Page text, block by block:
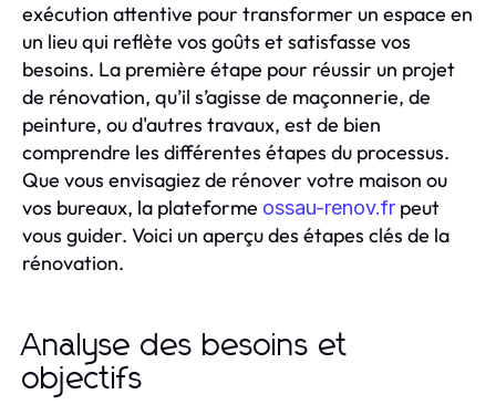
exécution attentive pour transformer un espace en
un lieu qui reflète vos goûts et satisfasse vos
besoins. La première étape pour réussir un projet
de rénovation, qu’il s’agisse de maçonnerie, de
peinture, ou d'autres travaux, est de bien
comprendre les différentes étapes du processus.
Que vous envisagiez de rénover votre maison ou
vos bureaux, la plateforme ossau-renov.fr peut
vous guider. Voici un aperçu des étapes clés de la
rénovation.
Analyse des besoins et
objectifs